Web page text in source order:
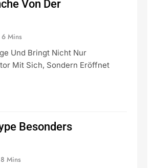
Von Der
6 Mins
Und Bringt Nicht Nur
Mit Sich, Sondern Eröffnet
Besonders
8 Mins